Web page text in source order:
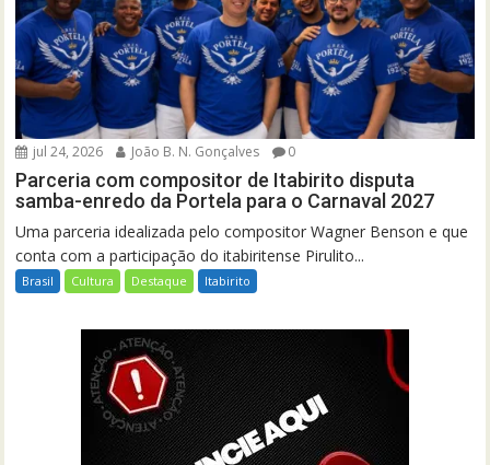
jul 24, 2026 João B. N. Gonçalves 0
Parceria com compositor de Itabirito disputa
samba-enredo da Portela para o Carnaval 2027
Uma parceria idealizada pelo compositor Wagner Benson e que
conta com a participação do itabiritense Pirulito...
Brasil Cultura Destaque Itabirito